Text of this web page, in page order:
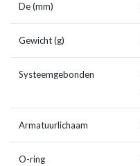
De (mm)
Gewicht (g)
Systeemgebonden
Armatuurlichaam
O-ring